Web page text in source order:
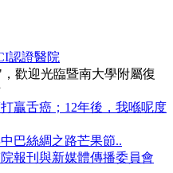
認證醫院
歡迎光臨暨南大學附屬復
贏舌癌；12年後，我喺呢度
巴絲綢之路芒果節..
報刊與新媒體傳播委員會